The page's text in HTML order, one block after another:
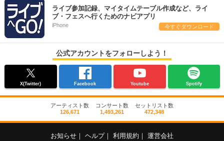
ライブ参加記録、マイタイムテーブル作成など、ライ
ブ・フェスへ行くためのナビアプリ
iPhone 今すぐダウンロード
公式アカウントをフォローしよう！
X(Twitter) Facebook Youtube Spotify
アーティスト数
126,671
コンサート数
1,493,261
セットリスト数
472,348
お知らせ ヘルプ 利用規約 運営会社